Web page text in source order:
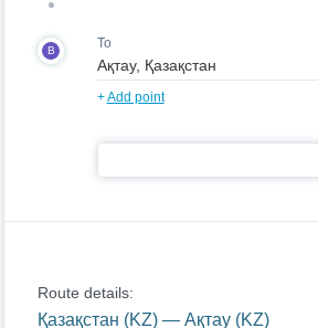
B To
+Add point
Route details:
Қазақстан (KZ) — Ақтау (KZ)